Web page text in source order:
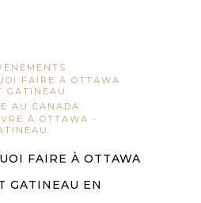
FAIRE À OTTAWA
GATINEAU
AU CANADA
À OTTAWA -
FAIRE À OTTAWA
GATINEAU EN